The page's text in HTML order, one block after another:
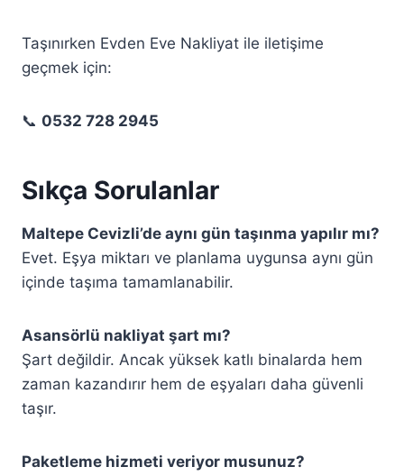
Taşınırken Evden Eve Nakliyat ile iletişime
geçmek için:
📞 0532 728 2945
Sıkça Sorulanlar
Maltepe Cevizli’de aynı gün taşınma yapılır mı?
Evet. Eşya miktarı ve planlama uygunsa aynı gün
içinde taşıma tamamlanabilir.
Asansörlü nakliyat şart mı?
Şart değildir. Ancak yüksek katlı binalarda hem
zaman kazandırır hem de eşyaları daha güvenli
taşır.
Paketleme hizmeti veriyor musunuz?